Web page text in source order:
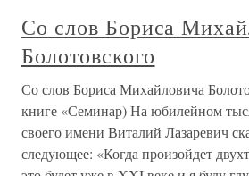
Со слов Бориса
Болотовского
Со слов Бориса Михайловича
книге «Семинар) На юбилейном
своего имени Виталий Лазаревич
следующее: «Когда произойдет